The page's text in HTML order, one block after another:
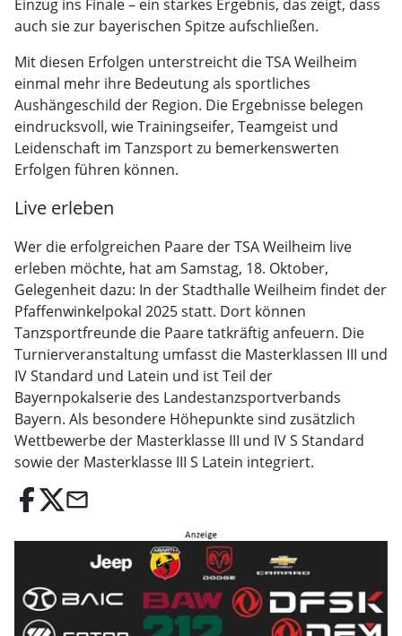
Einzug ins Finale – ein starkes Ergebnis, das zeigt, dass
auch sie zur bayerischen Spitze aufschließen.
Mit diesen Erfolgen unterstreicht die TSA Weilheim
einmal mehr ihre Bedeutung als sportliches
Aushängeschild der Region. Die Ergebnisse belegen
eindrucksvoll, wie Trainingseifer, Teamgeist und
Leidenschaft im Tanzsport zu bemerkenswerten
Erfolgen führen können.
Live erleben
Wer die erfolgreichen Paare der TSA Weilheim live
erleben möchte, hat am Samstag, 18. Oktober,
Gelegenheit dazu: In der Stadthalle Weilheim findet der
Pfaffenwinkelpokal 2025 statt. Dort können
Tanzsportfreunde die Paare tatkräftig anfeuern. Die
Turnierveranstaltung umfasst die Masterklassen III und
IV Standard und Latein und ist Teil der
Bayernpokalserie des Landestanzsportverbands
Bayern. Als besondere Höhepunkte sind zusätzlich
Wettbewerbe der Masterklasse III und IV S Standard
sowie der Masterklasse III S Latein integriert.
email